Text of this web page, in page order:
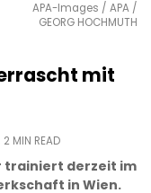
APA-Images / APA /
GEORG HOCHMUTH
mit
2 MIN READ
trainiert derzeit im
in Wien.